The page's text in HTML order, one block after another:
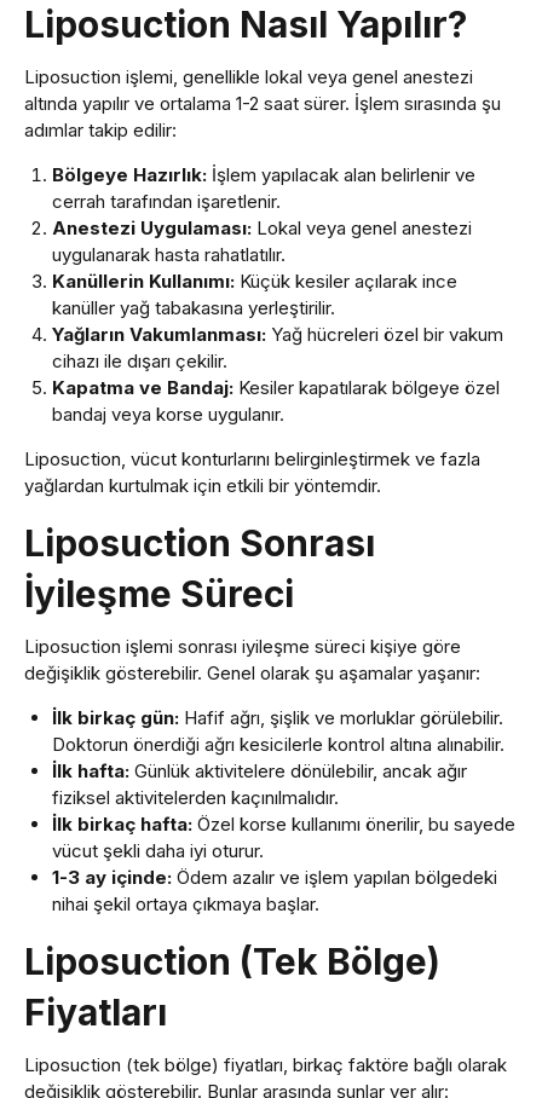
Liposuction Nasıl Yapılır?
Liposuction işlemi, genellikle lokal veya genel anestezi
altında yapılır ve ortalama 1-2 saat sürer. İşlem sırasında şu
adımlar takip edilir:
Bölgeye Hazırlık:İşlem yapılacak alan belirlenir ve
cerrah tarafından işaretlenir.
Anestezi Uygulaması:Lokal veya genel anestezi
uygulanarak hasta rahatlatılır.
Kanüllerin Kullanımı:Küçük kesiler açılarak ince
kanüller yağ tabakasına yerleştirilir.
Yağların Vakumlanması:Yağ hücreleri özel bir vakum
cihazı ile dışarı çekilir.
Kapatma ve Bandaj:Kesiler kapatılarak bölgeye özel
bandaj veya korse uygulanır.
Liposuction, vücut konturlarını belirginleştirmek ve fazla
yağlardan kurtulmak için etkili bir yöntemdir.
Liposuction Sonrası
İyileşme Süreci
Liposuction işlemi sonrası iyileşme süreci kişiye göre
değişiklik gösterebilir. Genel olarak şu aşamalar yaşanır:
İlk birkaç gün:Hafif ağrı, şişlik ve morluklar görülebilir.
Doktorun önerdiği ağrı kesicilerle kontrol altına alınabilir.
İlk hafta:Günlük aktivitelere dönülebilir, ancak ağır
fiziksel aktivitelerden kaçınılmalıdır.
İlk birkaç hafta:Özel korse kullanımı önerilir, bu sayede
vücut şekli daha iyi oturur.
1-3 ay içinde:Ödem azalır ve işlem yapılan bölgedeki
nihai şekil ortaya çıkmaya başlar.
Liposuction (Tek Bölge)
Fiyatları
Liposuction (tek bölge) fiyatları, birkaç faktöre bağlı olarak
değişiklik gösterebilir. Bunlar arasında şunlar yer alır:
Form Bırakın
Daha fazla bilgiye mi ihtiyacınız var?